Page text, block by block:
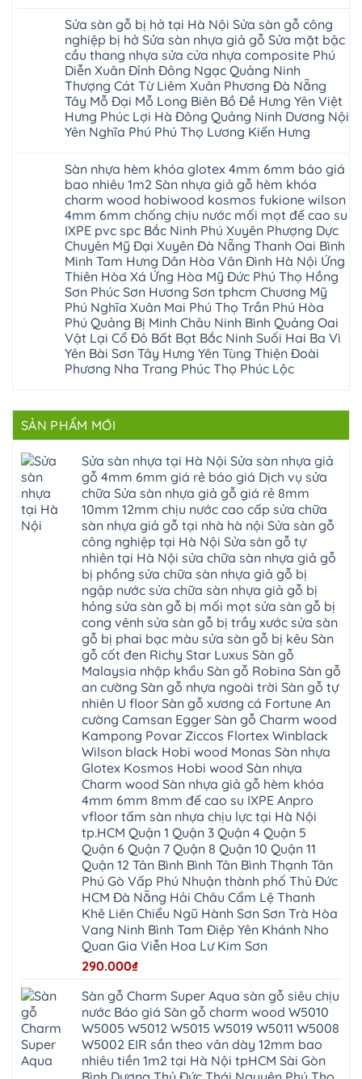
Ninh
hưng
yên
Lâm
Thao
Tam
Nông
hải
phòng
Thanh
Thủy
Tân
Bắc
Ninh
Gia
Lâm
Hà
Nam
Hà
Nội
Hưng
Yên
Đông
Anh
Nam
Định
Sóc
Sơn
Ninh
Bình
Thái
Bình
Vĩnh
Phúc
Tây
Hồ
Thanh
Hóa
Đống
Đa
Nghệ
An
thanh
oai
ứng
hòa
long
biên
sài
gòn
đông
anh
sóc
sơn
đà
nẵng
thanh
xuân
cầu
giấy
hoành
bồ
hạ
long
ninh
giang
hoàng
mai
quảng
ninh
tây
hồ
sơn
tây
thất
mê
linh
thanh
quốc
đông
phòng
xuyên
đống
giang
Nội
Sửa
sàn
nhựa
giả
gỗ
Sửa
mặt
bậc
cầu
thang
nhựa
nhựa
composite
Phúc
Thọ
Phúc
Lộc
Hát
Môn
Sài
Gòn
Thạch
Thất
Hạ
Bằng
Tây
Phương
tphcm
Hòa
Lạc
Yên
Xuân
Đạo
Đà
Nẵng
Đồng
Dương
Đồng
Khánh
Phượng
Thuận
Tràng
Đổng
Phòng
Đông
Phúc
Thịnh
Thiên
Quảng
Thanh
Hưng
Quang
Minh
Nam
bình
luận
ở
Sửa
chữa
sàn
gỗ
tại
Hà
Nội
Sửa
sàn
nghiệp
tại
Hà
Nội
Sửa
sàn
nhựa
giả
gỗ
Sửa
mặt
bậc
cầu
thang
nhựa
sửa
cửa
nhựa
composite
Thanh
Nam
Phù
Thanh
Thượng
Phúc
Thường
Chương
Dương
Hồng
Xuyên
Phượng
Chuyên
Nẵng
Xuyên
Thanh
Minh
Hưng
Nghệ
Thiên
Thanh
Hồng
Phúc
Hương
Chương
Nam
Sửa sàn gỗ bị hở tại Hà Nội Sửa sàn gỗ công
nghiệp bị hở Sửa sàn nhựa giả gỗ Sửa mặt bậc
cầu thang nhựa sửa cửa nhựa composite Phú
Diễn Xuân Đỉnh Đông Ngạc Quảng Ninh
Thượng Cát Từ Liêm Xuân Phương Đà Nẵng
Tây Mỗ Đại Mỗ Long Biên Bồ Đề Hưng Yên Việt
Hưng Phúc Lợi Hà Đông Quảng Ninh Dương Nội
Yên Nghĩa Phú Phú Thọ Lương Kiến Hưng
bình
luận
ở
Sửa
sàn
gỗ
bị
hở
tại
Hà
Nội
Sửa
sàn
gỗ
công
nghiệp
bị
hở
Sửa
sàn
Sửa
mặt
bậc
cầu
nhựa
nhựa
composite
Xuân
Đông
Ngạc
Quảng
Thượng
Xuân
Phương
Nẵng
Long
Hưng
Hưng
Đông
Quảng
Dương
Nghĩa
Lương
Hưng
Sàn nhựa hèm khóa glotex 4mm 6mm báo giá
bao nhiêu 1m2 Sàn nhựa giả gỗ hèm khóa
charm wood hobiwood kosmos fukione wilson
4mm 6mm chống chịu nước mối mọt đế cao su
IXPE pvc spc Bắc Ninh Phú Xuyên Phượng Dực
Chuyên Mỹ Đại Xuyên Đà Nẵng Thanh Oai Bình
Minh Tam Hưng Dân Hòa Vân Đình Hà Nội Ứng
Thiên Hòa Xá Ứng Hòa Mỹ Đức Phú Thọ Hồng
Sơn Phúc Sơn Hương Sơn tphcm Chương Mỹ
Phú Nghĩa Xuân Mai Phú Thọ Trần Phú Hòa
Phú Quảng Bị Minh Châu Ninh Bình Quảng Oai
Vật Lại Cổ Đô Bất Bạt Bắc Ninh Suối Hai Ba Vì
Yên Bài Sơn Tây Hưng Yên Tùng Thiện Đoài
Phương Nha Trang Phúc Thọ Phúc Lộc
luận
ở
Sàn
khóa
glotex
4mm
6mm
nhiêu
nhựa
charm
wood
hobiwood
kosmos
fukione
wilson
4mm
6mm
chống
nước
Xuyên
Phượng
Chuyên
Xuyên
Nẵng
Thanh
Hưng
SẢN PHẨM MỚI
Sửa sàn nhựa tại Hà Nội Sửa sàn nhựa giả
gỗ 4mm 6mm giá rẻ báo giá Dịch vụ sửa
chữa Sửa sàn nhựa giả gỗ giá rẻ 8mm
10mm 12mm chịu nước cao cấp sửa chữa
sàn nhựa giả gỗ tại nhà hà nội Sửa sàn gỗ
công nghiệp tại Hà Nội Sửa sàn gỗ tự
nhiên tại Hà Nội sửa chữa sàn nhựa giả gỗ
bị phồng sửa chữa sàn nhựa giả gỗ bị
ngập nước sửa chữa sàn nhựa giả gỗ bị
hỏng sửa sàn gỗ bị mối mọt sửa sàn gỗ bị
cong vênh sửa sàn gỗ bị trầy xước sửa sàn
gỗ bị phai bạc màu sửa sàn gỗ bị kêu Sàn
gỗ cốt đen Richy Star Luxus Sàn gỗ
Malaysia nhập khẩu Sàn gỗ Robina Sàn gỗ
an cường Sàn gỗ nhựa ngoài trời Sàn gỗ tự
nhiên U floor Sàn gỗ xương cá Fortune An
cường Camsan Egger Sàn gỗ Charm wood
Kampong Povar Ziccos Flortex Winblack
Wilson black Hobi wood Monas Sàn nhựa
Glotex Kosmos Hobi wood Sàn nhựa
Charm wood Sàn nhựa giả gỗ hèm khóa
4mm 6mm 8mm đế cao su IXPE Anpro
vfloor tấm sàn nhựa chịu lực tại Hà Nội
tp.HCM Quận 1 Quận 3 Quận 4 Quận 5
Quận 6 Quận 7 Quận 8 Quận 10 Quận 11
Quận 12 Tân Bình Bình Tân Bình Thạnh Tân
Phú Gò Vấp Phú Nhuận thành phố Thủ Đức
HCM Đà Nẵng Hải Châu Cẩm Lệ Thanh
Khê Liên Chiểu Ngũ Hành Sơn Sơn Trà Hòa
Vang Ninh Bình Tam Điệp Yên Khánh Nho
Quan Gia Viễn Hoa Lư Kim Sơn
290.000₫
Sàn gỗ Charm Super Aqua sàn gỗ siêu chịu
nước Báo giá Sàn gỗ charm wood W5010
W5005 W5012 W5015 W5019 W5011 W5008
W5002 EIR sần theo vân dày 12mm bao
nhiêu tiền 1m2 tại Hà Nội tpHCM Sài Gòn